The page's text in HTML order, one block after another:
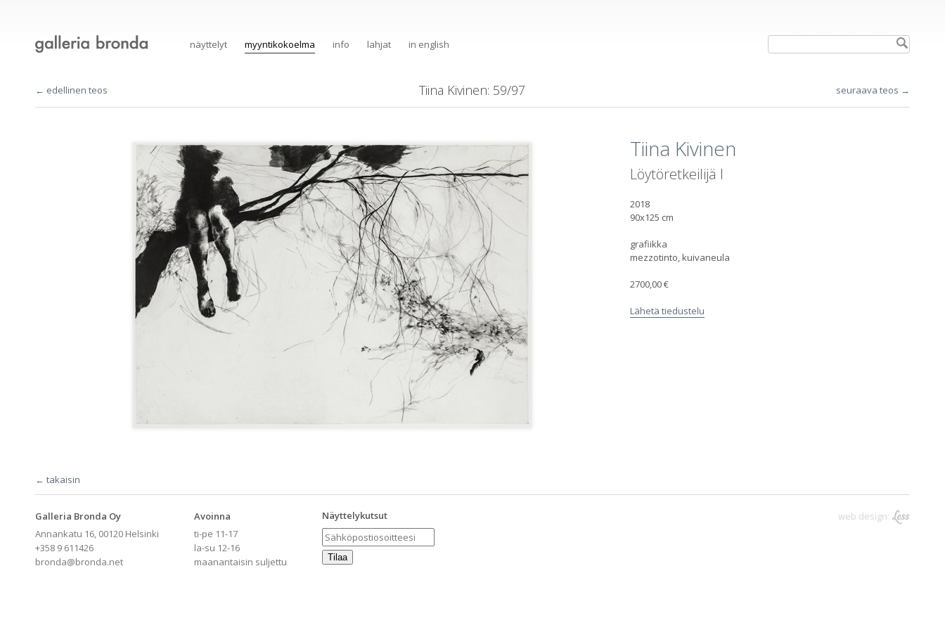
näyttelyt myyntikokoelma info lahjat in english
← edellinen teos Tiina Kivinen: 59/97 seuraava teos →
Tiina Kivinen
Löytöretkeilijä I
2018
90x125 cm
grafiikka
mezzotinto, kuivaneula
2700,00 €
Lähetä tiedustelu
← takaisin
Galleria Bronda Oy
Annankatu 16, 00120 Helsinki
+358 9 611426
bronda@bronda.net
Avoinna
ti-pe 11-17
la-su 12-16
maanantaisin suljettu
Näyttelykutsut web design: